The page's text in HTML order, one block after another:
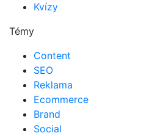
Kvízy
Témy
Content
SEO
Reklama
Ecommerce
Brand
Social